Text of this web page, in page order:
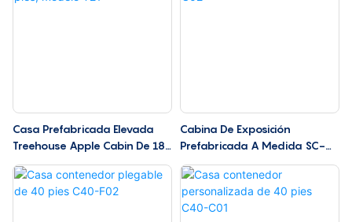
Casa Prefabricada Elevada
Treehouse Apple Cabin De 18
Pies, Modelo T21
Cabina De Exposición
Prefabricada A Medida SC-
C02